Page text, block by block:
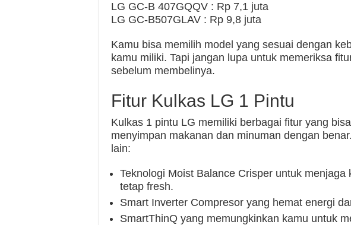
LG GC-B 407GQQV : Rp 7,1 juta
LG GC-B507GLAV : Rp 9,8 juta
Kamu bisa memilih model yang sesuai dengan
kamu miliki. Tapi jangan lupa untuk memeriksa
sebelum membelinya.
Fitur Kulkas LG 1 Pintu
Kulkas 1 pintu LG memiliki berbagai fitur yang
menyimpan makanan dan minuman dengan
lain:
Teknologi Moist Balance Crisper untuk
tetap fresh.
Smart Inverter Compresor yang hemat energi
SmartThinQ yang memungkinkan kamu untuk